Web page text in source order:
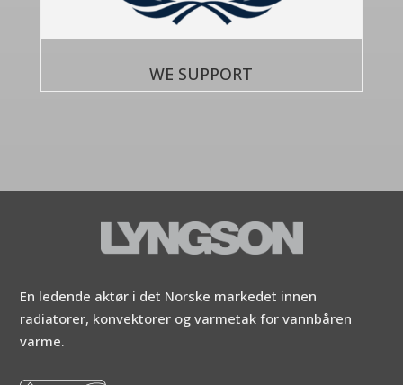
WE SUPPORT
En ledende aktør i det Norske markedet innen
radiatorer, konvektorer og varmetak for vannbåren
varme.